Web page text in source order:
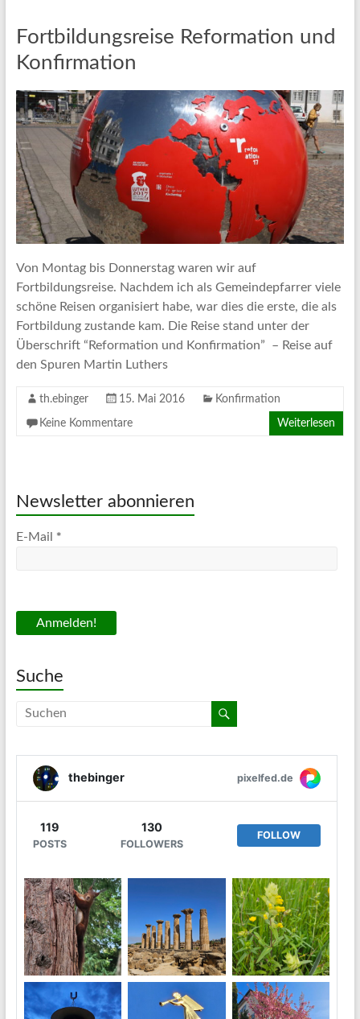
Fortbildungsreise Reformation und
Konfirmation
Von Montag bis Donnerstag waren wir auf
Fortbildungsreise. Nachdem ich als Gemeindepfarrer viele
schöne Reisen organisiert habe, war dies die erste, die als
Fortbildung zustande kam. Die Reise stand unter der
Überschrift “Reformation und Konfirmation” – Reise auf
den Spuren Martin Luthers
th.ebinger 15. Mai 2016 Konfirmation
Keine Kommentare Weiterlesen
Newsletter abonnieren
E-Mail *
Suche